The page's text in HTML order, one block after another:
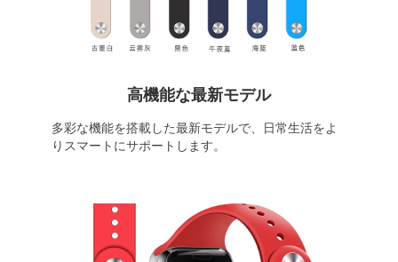
高機能な最新モデル
多彩な機能を搭載した最新モデルで、日常生活をよ
りスマートにサポートします。